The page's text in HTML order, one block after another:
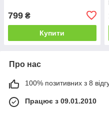
799 ₴
Купити
Про нас
100% позитивних з 8
Працює з 09.01.2010